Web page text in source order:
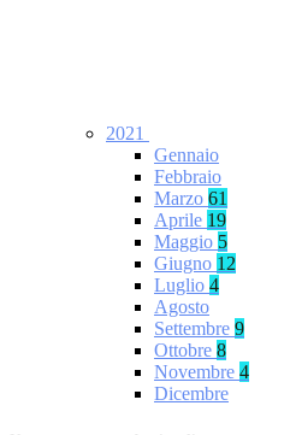
2021
Gennaio
Febbraio
Marzo 61
Aprile 19
Maggio 5
Giugno 12
Luglio 4
Agosto
Settembre 9
Ottobre 8
Novembre 4
Dicembre